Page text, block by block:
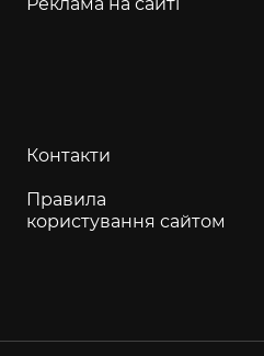
Контакти
Правила
користування сайтом